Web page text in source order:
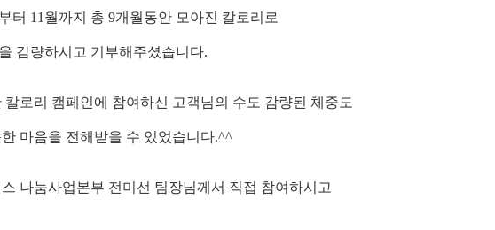
터 11월까지 총 9개월동안 모아진 칼로리로
감량하시고 기부해주셨습니다.
로리 캠페인에 참여하신 고객님의 수도 감량된 체중도
마음을 전해받을 수 있었습니다.^^
나눔사업본부 전미선 팀장님께서 직접 참여하시고